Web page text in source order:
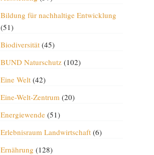
Bildung für nachhaltige Entwicklung
(51)
Biodiversität(45)
BUND Naturschutz(102)
Eine Welt(42)
Eine-Welt-Zentrum(20)
Energiewende(51)
Erlebnisraum Landwirtschaft(6)
Ernährung (128)